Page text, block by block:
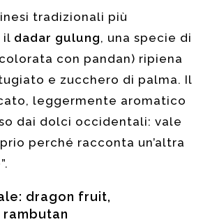
tradizionali più
il dadar gulung, una specie di
con pandan) ripiena
e zucchero di palma. Il
leggermente aromatico
dai dolci occidentali: vale
perché racconta un’altra
dragon fruit,
rambutan